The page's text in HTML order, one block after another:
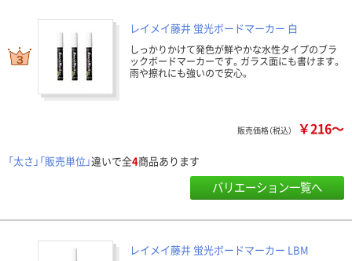
レイメイ藤井 蛍光ボードマーカー 白
しっかりかけて発色が鮮やかな水性タイプのブラ
ックボードマーカーです。ガラス面にも書けます。
雨や擦れにも強いので安心。
販売価格（税込） ￥216～
「太さ」「販売単位」違いで全4商品あります
バリエーション一覧へ
レイメイ藤井 蛍光ボードマーカー LBM